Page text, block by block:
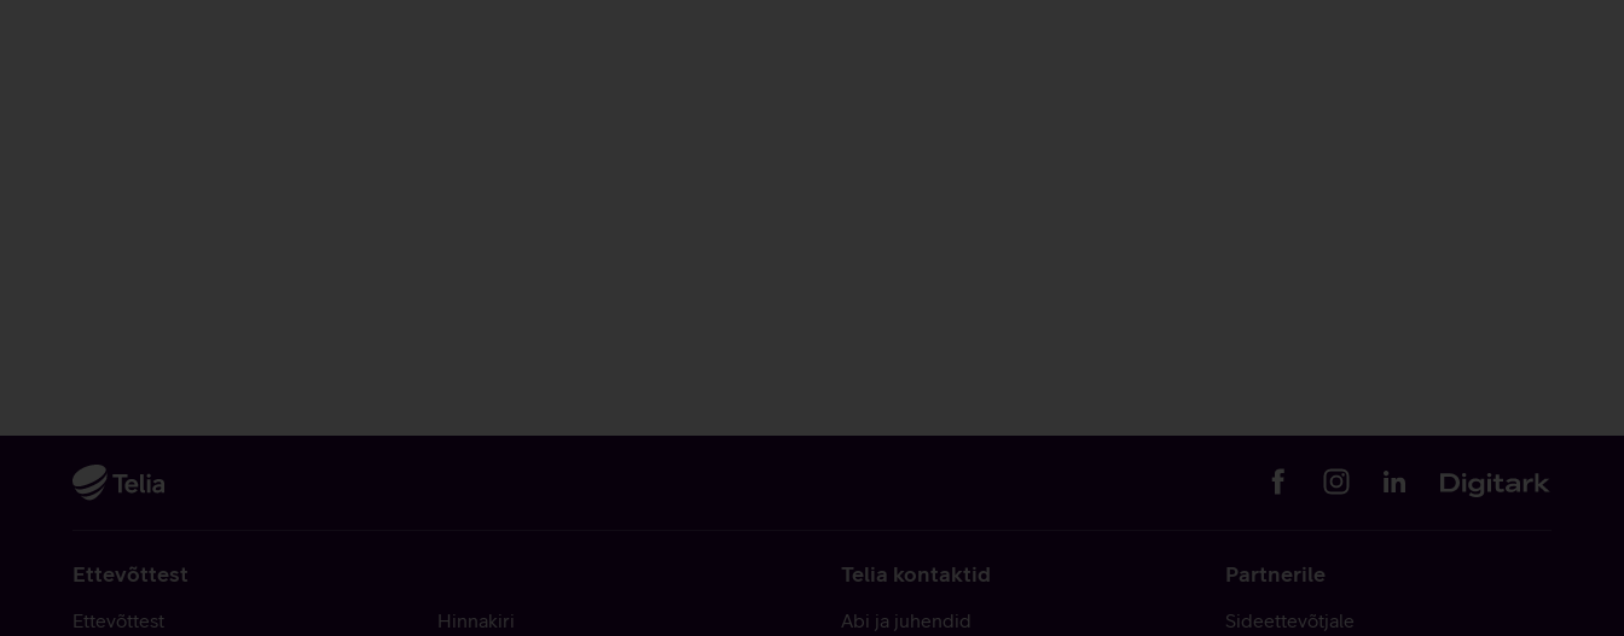
Ettevõttest
Ettevõttest
Hinnakiri
Telia kontaktid
Abi ja juhendid
Partnerile
Sideettevõtjale